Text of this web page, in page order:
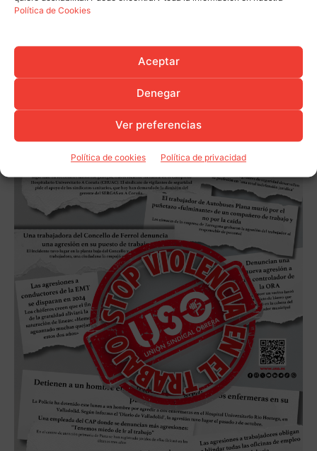
Política de Cookies
Aceptar
Denegar
Ver preferencias
Política de cookies Política de privacidad